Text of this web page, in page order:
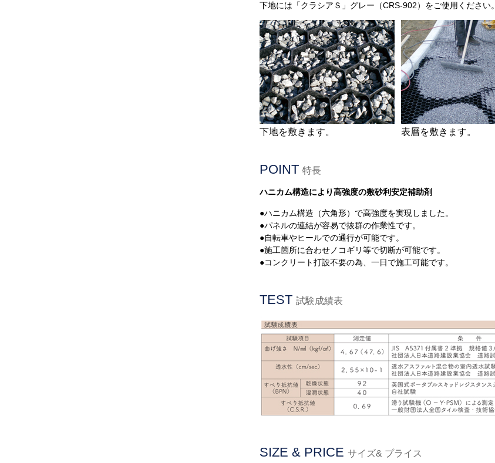
下地には「クラシアＳ」グレー（CRS-902）をご使用ください。
下地を敷きます。 表層を敷きます。
POINT 特長
ハニカム構造により高強度の敷砂利安定補助剤
●ハニカム構造（六角形）で高強度を実現しました。
●パネルの連結が容易で抜群の作業性です。
●自転車やヒールでの通行が可能です。
●施工箇所に合わせノコギリ等で切断が可能です。
●コンクリート打設不要の為、一日で施工可能です。
TEST 試験成績表
SIZE & PRICE サイズ& プライス